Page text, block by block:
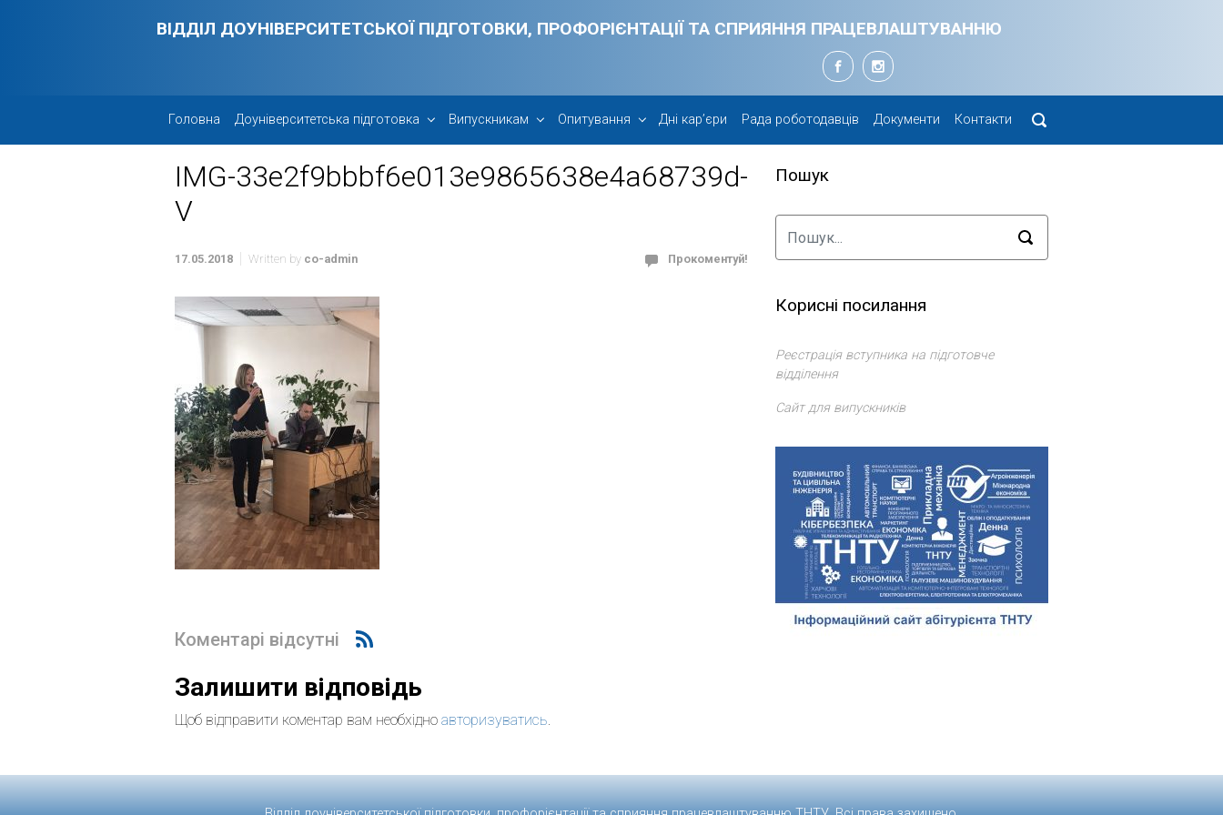
ВІДДІЛ ДОУНІВЕРСИТЕТСЬКОЇ ПІДГОТОВКИ, ПРОФОРІЄНТАЦІЇ ТА СПРИЯННЯ ПРАЦЕВЛАШТУВАННЮ
Головна Доуніверситетська підготовка Випускникам Опитування Дні кар’єри Рада роботодавців Документи Контакти
IMG-33e2f9bbbf6e013e9865638e4a68739d-
V
17.05.2018 Written by co-admin Прокоментуй!
Коментарі відсутні
Залишити відповідь
Щоб відправити коментар вам необхідно авторизуватись.
Пошук
Корисні посилання
Реєстрація вступника на підготовче
відділення
Сайт для випускників